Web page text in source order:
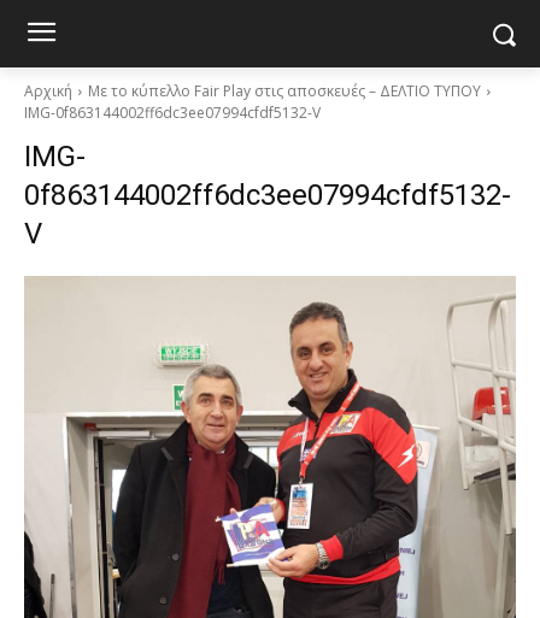
Αρχική
Με το κύπελλο Fair Play στις αποσκευές – ΔΕΛΤΙΟ ΤΥΠΟΥ
IMG-0f863144002ff6dc3ee07994cfdf5132-V
IMG-
0f863144002ff6dc3ee07994cfdf5132-
V